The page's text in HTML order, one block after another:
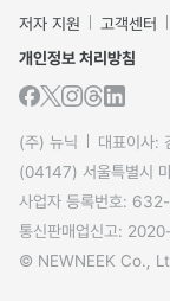
저자 지원 고객센터
개인정보 처리방침
(주) 뉴닉
대표이사:
(04147) 서울특별시
사업자 등록번호:
통신판매업신고:
© NEWNEEK Co.,